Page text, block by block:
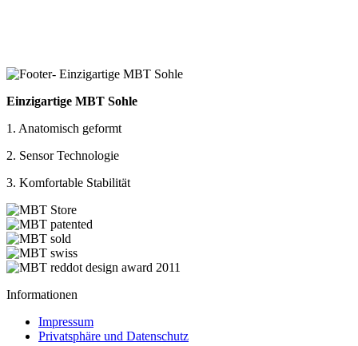
Einzigartige MBT Sohle
1. Anatomisch geformt
2. Sensor Technologie
3. Komfortable Stabilität
Informationen
Impressum
Privatsphäre und Datenschutz